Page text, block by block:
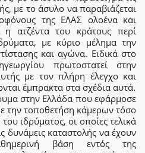
με το άσυλο να παραβιάζεται
της ΕΛΑΣ ολοένα και
η ατζέντα του κράτους περί
με κύριο μέλημα την
και αγώνα. Ειδικά στο
πρωτοστατεί στην
με τον πλήρη έλεγχο και
έμπρακτα στα σχέδια αυτά.
στην Ελλάδα που εφάρμοσε
την τοποθετήση κάμερων τόσο
ιδρύματος, οι οποίες τελικά
δυνάμεις καταστολής να έχουν
βάση εντός της